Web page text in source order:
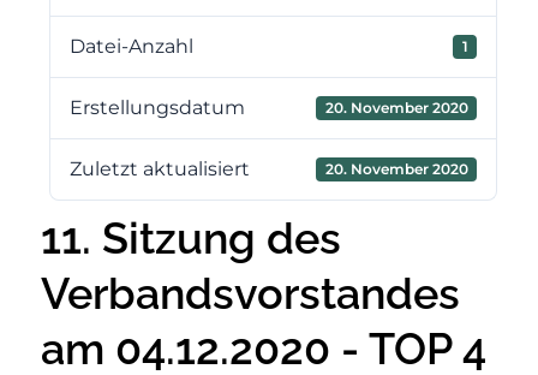
Datei-Anzahl 1
Erstellungsdatum 20. November 2020
Zuletzt aktualisiert 20. November 2020
11. Sitzung des
Verbandsvorstandes
am 04.12.2020 - TOP 4